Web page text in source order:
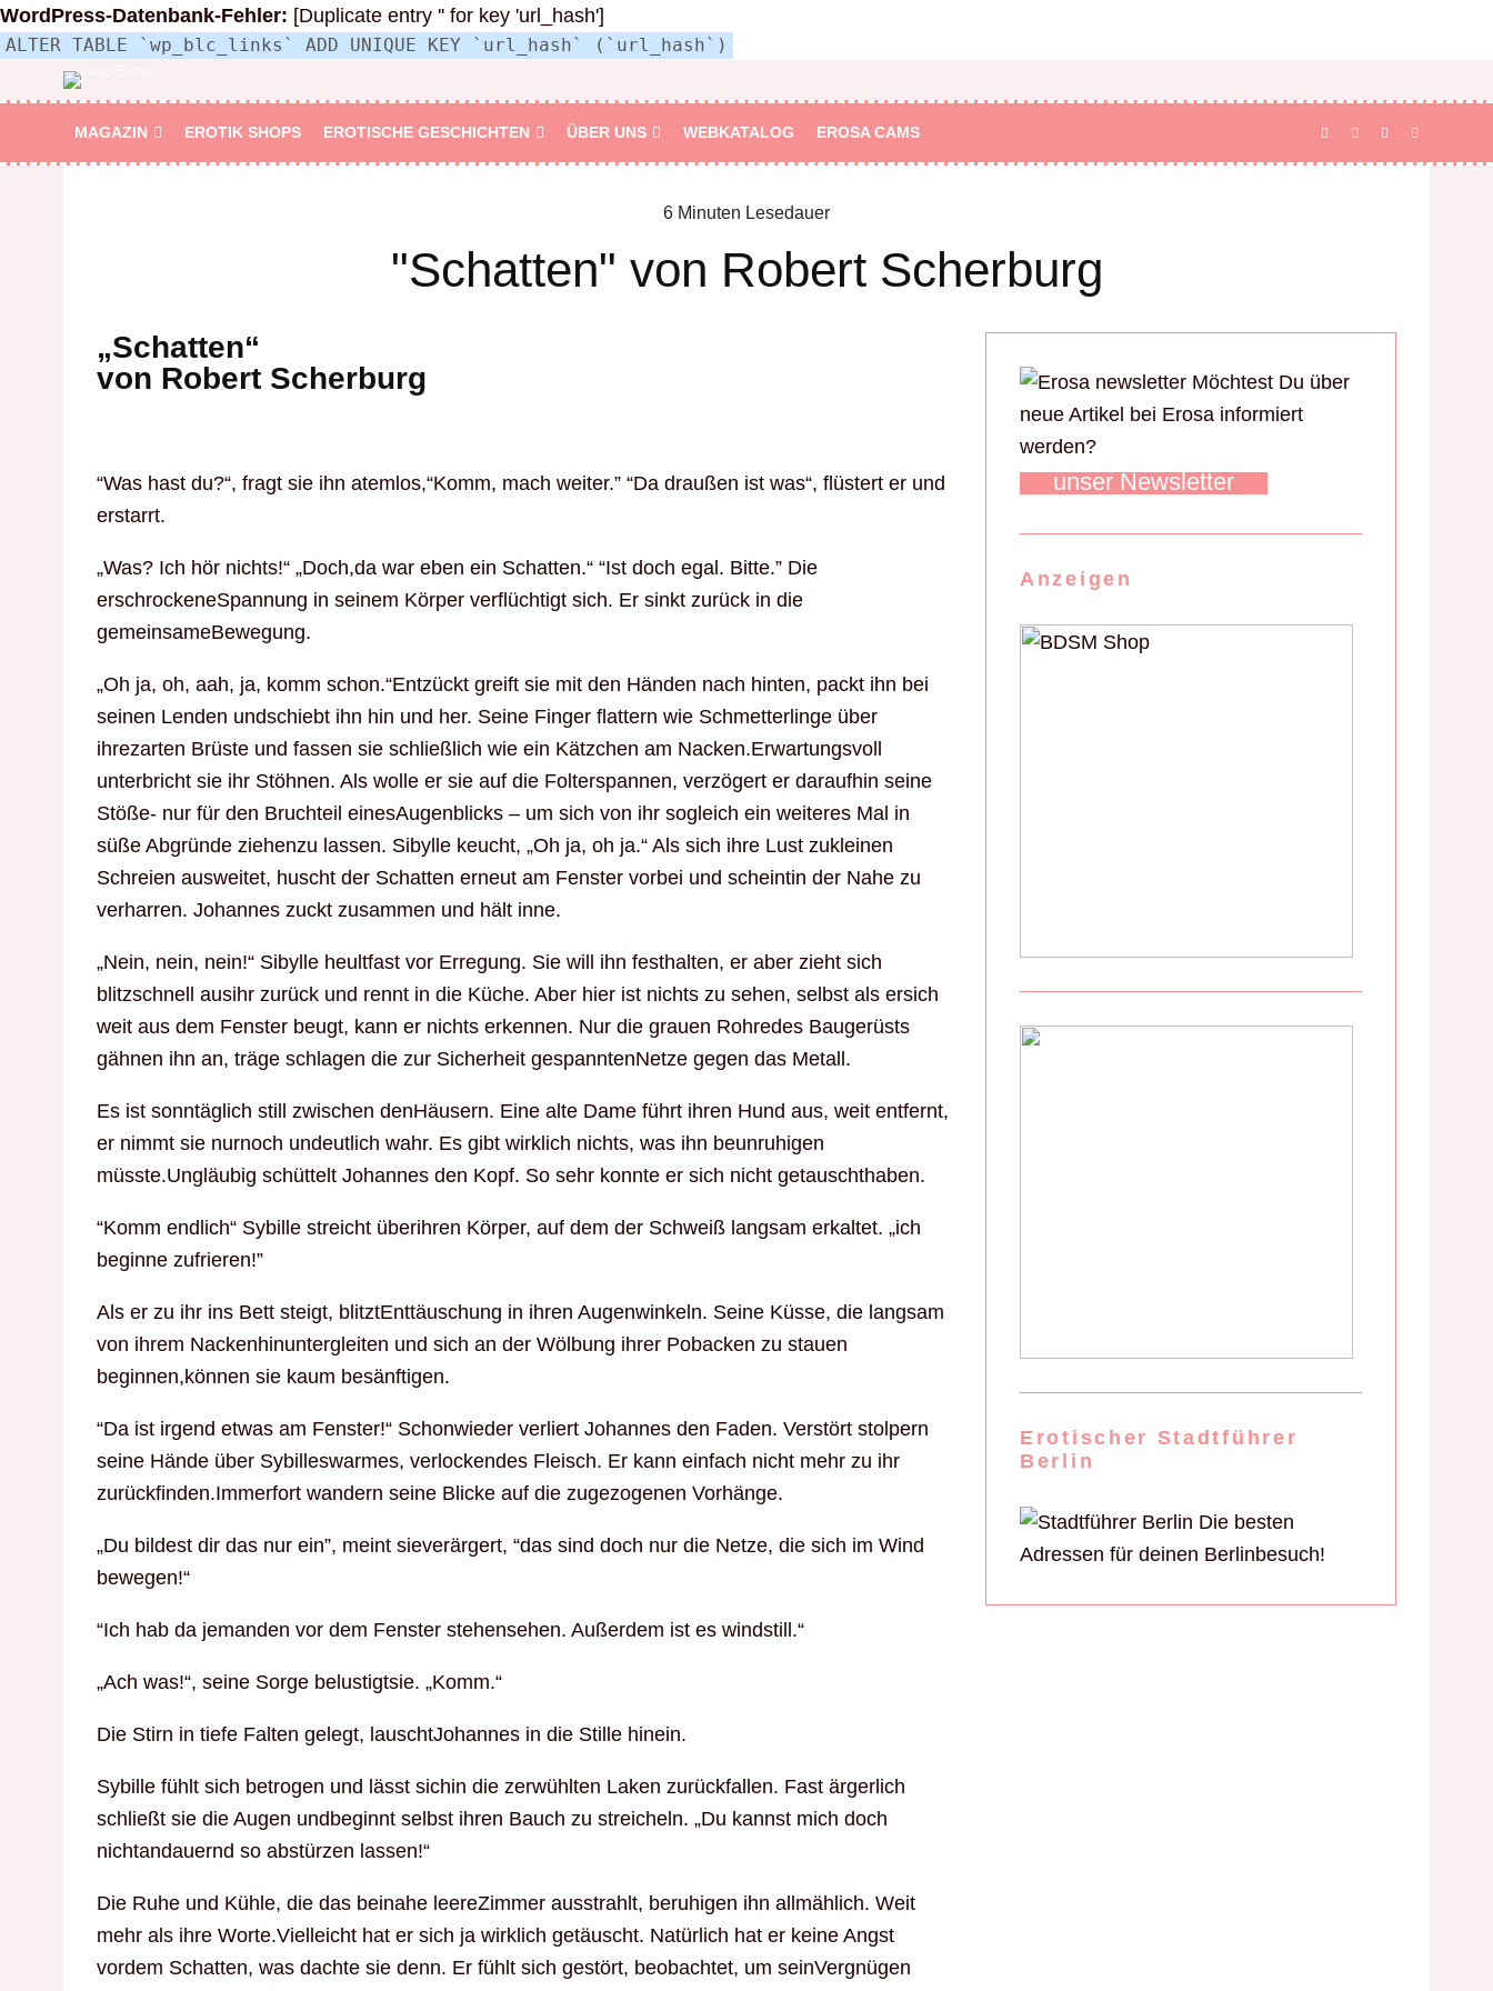
WordPress-Datenbank-Fehler: [Duplicate entry '' for key 'url_hash']
ALTER TABLE `wp_blc_links` ADD UNIQUE KEY `url_hash` (`url_hash`)
MAGAZIN EROTIK SHOPS EROTISCHE GESCHICHTEN ÜBER UNS WEBKATALOG EROSA CAMS
6 Minuten Lesedauer
"Schatten" von Robert Scherburg
„Schatten“
von Robert Scherburg
“Was hast du?“, fragt sie ihn atemlos,“Komm, mach weiter.” “Da draußen ist was“, flüstert er und
erstarrt.
„Was? Ich hör nichts!“ „Doch,da war eben ein Schatten.“ “Ist doch egal. Bitte.” Die
erschrockeneSpannung in seinem Körper verflüchtigt sich. Er sinkt zurück in die
gemeinsameBewegung.
„Oh ja, oh, aah, ja, komm schon.“Entzückt greift sie mit den Händen nach hinten, packt ihn bei
seinen Lenden undschiebt ihn hin und her. Seine Finger flattern wie Schmetterlinge über
ihrezarten Brüste und fassen sie schließlich wie ein Kätzchen am Nacken.Erwartungsvoll
unterbricht sie ihr Stöhnen. Als wolle er sie auf die Folterspannen, verzögert er daraufhin seine
Stöße- nur für den Bruchteil einesAugenblicks – um sich von ihr sogleich ein weiteres Mal in
süße Abgründe ziehenzu lassen. Sibylle keucht, „Oh ja, oh ja.“ Als sich ihre Lust zukleinen
Schreien ausweitet, huscht der Schatten erneut am Fenster vorbei und scheintin der Nahe zu
verharren. Johannes zuckt zusammen und hält inne.
„Nein, nein, nein!“ Sibylle heultfast vor Erregung. Sie will ihn festhalten, er aber zieht sich
blitzschnell ausihr zurück und rennt in die Küche. Aber hier ist nichts zu sehen, selbst als ersich
weit aus dem Fenster beugt, kann er nichts erkennen. Nur die grauen Rohredes Baugerüsts
gähnen ihn an, träge schlagen die zur Sicherheit gespanntenNetze gegen das Metall.
Es ist sonntäglich still zwischen denHäusern. Eine alte Dame führt ihren Hund aus, weit entfernt,
er nimmt sie nurnoch undeutlich wahr. Es gibt wirklich nichts, was ihn beunruhigen
müsste.Ungläubig schüttelt Johannes den Kopf. So sehr konnte er sich nicht getauschthaben.
“Komm endlich“ Sybille streicht überihren Körper, auf dem der Schweiß langsam erkaltet. „ich
beginne zufrieren!”
Als er zu ihr ins Bett steigt, blitztEnttäuschung in ihren Augenwinkeln. Seine Küsse, die langsam
von ihrem Nackenhinuntergleiten und sich an der Wölbung ihrer Pobacken zu stauen
beginnen,können sie kaum besänftigen.
“Da ist irgend etwas am Fenster!“ Schonwieder verliert Johannes den Faden. Verstört stolpern
seine Hände über Sybilleswarmes, verlockendes Fleisch. Er kann einfach nicht mehr zu ihr
zurückfinden.Immerfort wandern seine Blicke auf die zugezogenen Vorhänge.
„Du bildest dir das nur ein”, meint sieverärgert, “das sind doch nur die Netze, die sich im Wind
bewegen!“
“Ich hab da jemanden vor dem Fenster stehensehen. Außerdem ist es windstill.“
„Ach was!“, seine Sorge belustigtsie. „Komm.“
Die Stirn in tiefe Falten gelegt, lauschtJohannes in die Stille hinein.
Sybille fühlt sich betrogen und lässt sichin die zerwühlten Laken zurückfallen. Fast ärgerlich
schließt sie die Augen undbeginnt selbst ihren Bauch zu streicheln. „Du kannst mich doch
nichtandauernd so abstürzen lassen!“
Die Ruhe und Kühle, die das beinahe leereZimmer ausstrahlt, beruhigen ihn allmählich. Weit
mehr als ihre Worte.Vielleicht hat er sich ja wirklich getäuscht. Natürlich hat er keine Angst
vordem Schatten, was dachte sie denn. Er fühlt sich gestört, beobachtet, um seinVergnügen
Möchtest Du über
neue Artikel bei Erosa informiert
werden?
unser Newsletter
Anzeigen
Erotischer Stadtführer
Berlin
Die besten
Adressen für deinen Berlinbesuch!